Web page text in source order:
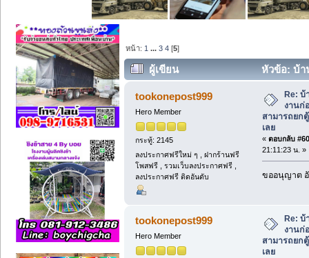
หน้า: 1 ...3 4 [5]
ผู้เขียน
หัวข้อ: บ้า
สามารถยกตู้ไปใช้งานโครงการใหมได่เ
tookonepost999
Hero Member
กระทู้: 2145
ลงประกาศฟรีใหม่ ๆ , ฝากร้านฟรี
โพสฟรี , รวมเว็บลงประกาศฟรี ,
ลงประกาศฟรี ติดอันดับ
Re:
งานก่
สามารถยก
เลย
« ตอบกลับ
21:11:23 น. »
ขออนุญาต
tookonepost999
Hero Member
Re:
งานก่
สามารถยก
เลย